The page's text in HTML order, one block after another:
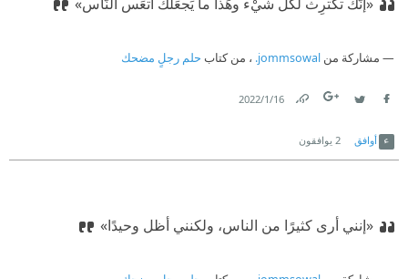
مشاركة من jommsowal. ، من كتاب حلم رجلٍ مضحك
16‏/1‏/2022
أوافق 2 يوافقون
«إنني أرى كثيرًا من الناس، ولكنني أظل وحيدًا»